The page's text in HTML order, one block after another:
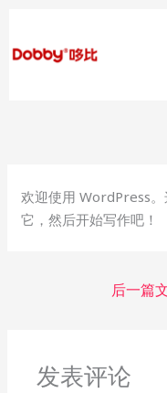
内
欢迎使用 WordPress
它，然后开始写作吧！
后一篇
发表评论